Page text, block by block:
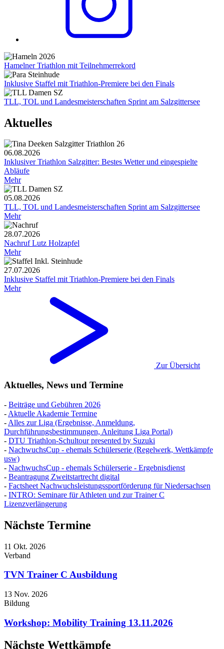
Hamelner Triathlon mit Teilnehmerrekord
Inklusive Staffel mit Triathlon-Premiere bei den Finals
TLL, TOL und Landesmeisterschaften Sprint am Salzgittersee
Aktuelles
06.08.2026
Inklusiver Triathlon Salzgitter: Bestes Wetter und eingespielte
Abläufe
Mehr
05.08.2026
TLL, TOL und Landesmeisterschaften Sprint am Salzgittersee
Mehr
28.07.2026
Nachruf Lutz Holzapfel
Mehr
27.07.2026
Inklusive Staffel mit Triathlon-Premiere bei den Finals
Mehr
Zur Übersicht
Aktuelles, News und Termine
- Beiträge und Gebühren 2026
- Aktuelle Akademie Termine
- Alles zur Liga (Ergebnisse, Anmeldung,
Durchführungsbestimmungen, Anleitung Liga Portal)
- DTU Triathlon-Schultour presented by Suzuki
- NachwuchsCup - ehemals Schülerserie (Regelwerk, Wettkämpfe
usw)
- NachwuchsCup - ehemals Schülerserie - Ergebnisdienst
- Beantragung Zweitstartrecht digital
- Factsheet Nachwuchsleistungssportförderung für Niedersachsen
- INTRO: Seminare für Athleten und zur Trainer C
Lizenzverlängerung
Nächste Termine
11 Okt. 2026
Verband
TVN Trainer C Ausbildung
13 Nov. 2026
Bildung
Workshop: Mobility Training 13.11.2026
Nächste Wettkämpfe